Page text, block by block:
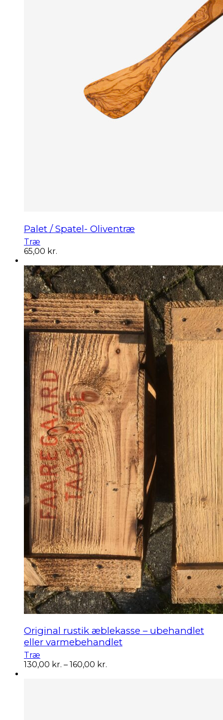
Palet / Spatel- Oliventræ
Træ
65,00 kr.
Original rustik æblekasse – ubehandlet
eller varmebehandlet
Træ
130,00 kr. – 160,00 kr.